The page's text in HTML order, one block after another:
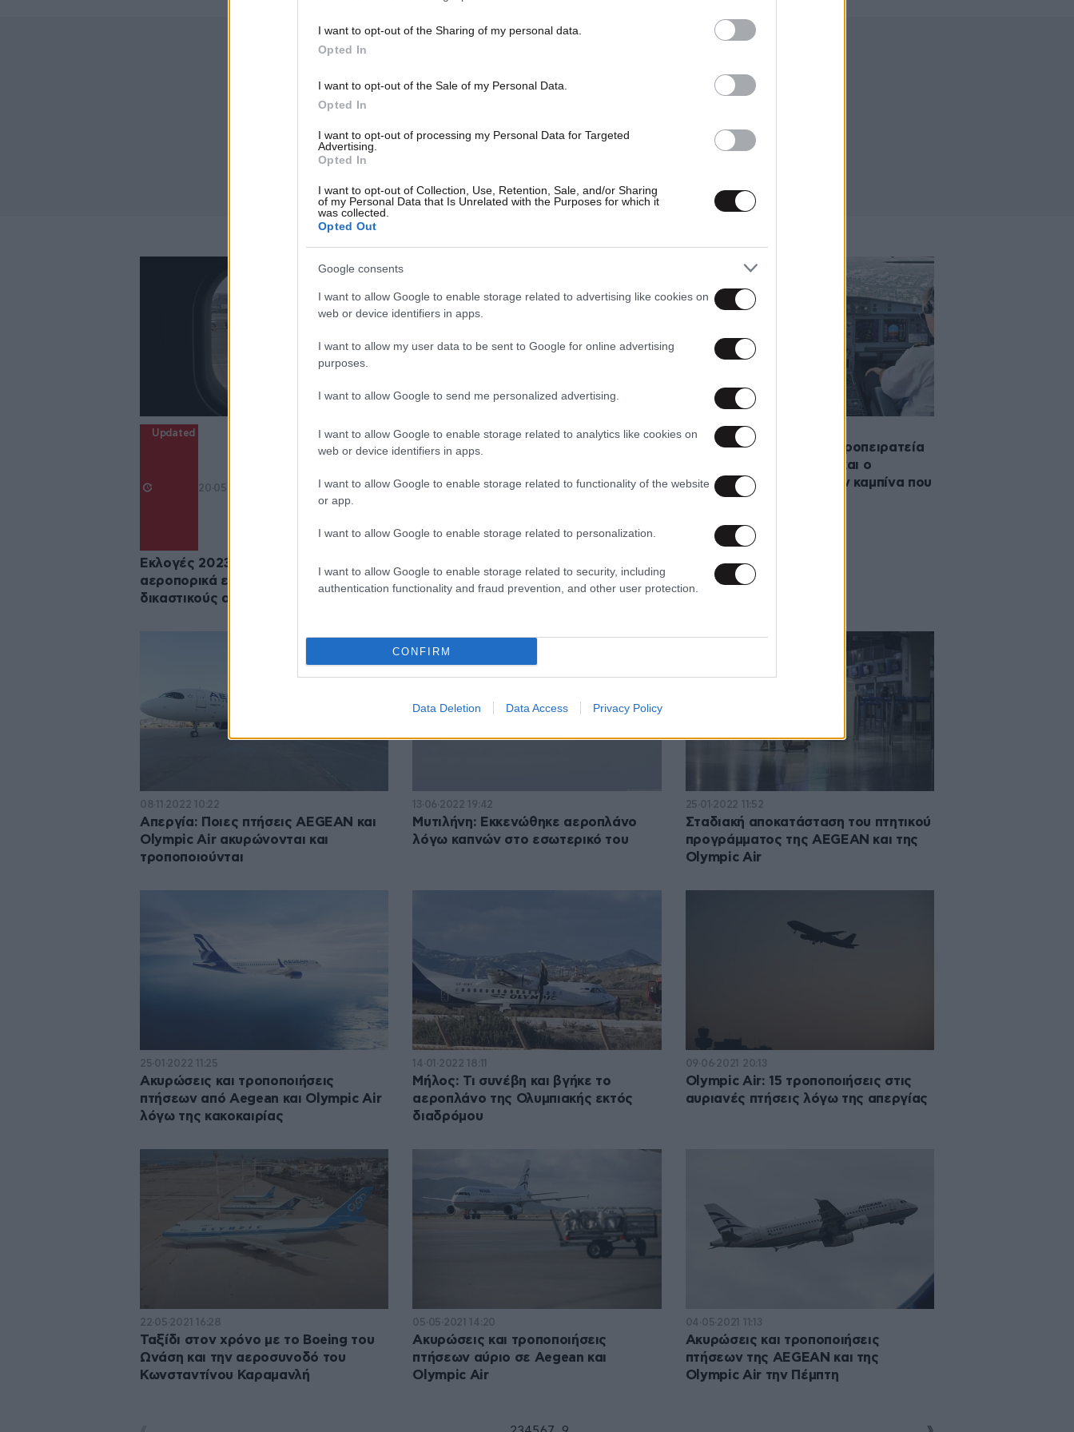
I want to opt-out of the Sharing of my personal data.
Opted In
I want to opt-out of the Sale of my Personal Data.
Opted In
I want to opt-out of processing my Personal Data for Targeted
Advertising.
Opted In
I want to opt-out of Collection, Use, Retention, Sale, and/or Sharing
of my Personal Data that Is Unrelated with the Purposes for which it
was collected.
Opted Out
Google consents
I want to allow Google to enable storage related to advertising like cookies on
web or device identifiers in apps.
I want to allow my user data to be sent to Google for online advertising
purposes.
I want to allow Google to send me personalized advertising.
I want to allow Google to enable storage related to analytics like cookies on
web or device identifiers in apps.
I want to allow Google to enable storage related to functionality of the website
or app.
I want to allow Google to enable storage related to personalization.
I want to allow Google to enable storage related to security, including
authentication functionality and fraud prevention, and other user protection.
CONFIRM
Data Deletion Data Access Privacy Policy
Updated
20·05·2023 14:06
Εκλογές 2023: Έκπτωση στα
αεροπορικά εισιτήρια για τους
δικαστικούς αντιπροσώπους
14·03·2023 15:53
Απεργία: Ακυρώσεις πτήσεων της
Πέμπτη 16 Μαρτίου
01·01·2023 00:05
Η πρώτη επιτυχημένη αεροπειρατεία
επί ελληνικού εδάφους και ο
πυροβολισμός μέσα στην καμπίνα που
σκόρπισε τον πανικό
08·11·2022 10:22
Απεργία: Ποιες πτήσεις AEGEAN και
Olympic Air ακυρώνονται και
τροποποιούνται
13·06·2022 19:42
Μυτιλήνη: Εκκενώθηκε αεροπλάνο
λόγω καπνών στο εσωτερικό του
25·01·2022 11:52
Σταδιακή αποκατάσταση του πτητικού
προγράμματος της AEGEAN και της
Olympic Air
25·01·2022 11:25
Ακυρώσεις και τροποποιήσεις
πτήσεων από Aegean και Olympic Air
λόγω της κακοκαιρίας
14·01·2022 18:11
Μήλος: Τι συνέβη και βγήκε το
αεροπλάνο της Ολυμπιακής εκτός
διαδρόμου
09·06·2021 20:13
Olympic Air: 15 τροποποιήσεις στις
αυριανές πτήσεις λόγω της απεργίας
22·05·2021 16:28
Ταξίδι στον χρόνο με το Boeing του
Ωνάση και την αεροσυνοδό του
Κωνσταντίνου Καραμανλή
05·05·2021 14:20
Ακυρώσεις και τροποποιήσεις
πτήσεων αύριο σε Aegean και
Olympic Air
04·05·2021 11:13
Ακυρώσεις και τροποποιήσεις
πτήσεων της AEGEAN και της
Olympic Air την Πέμπτη